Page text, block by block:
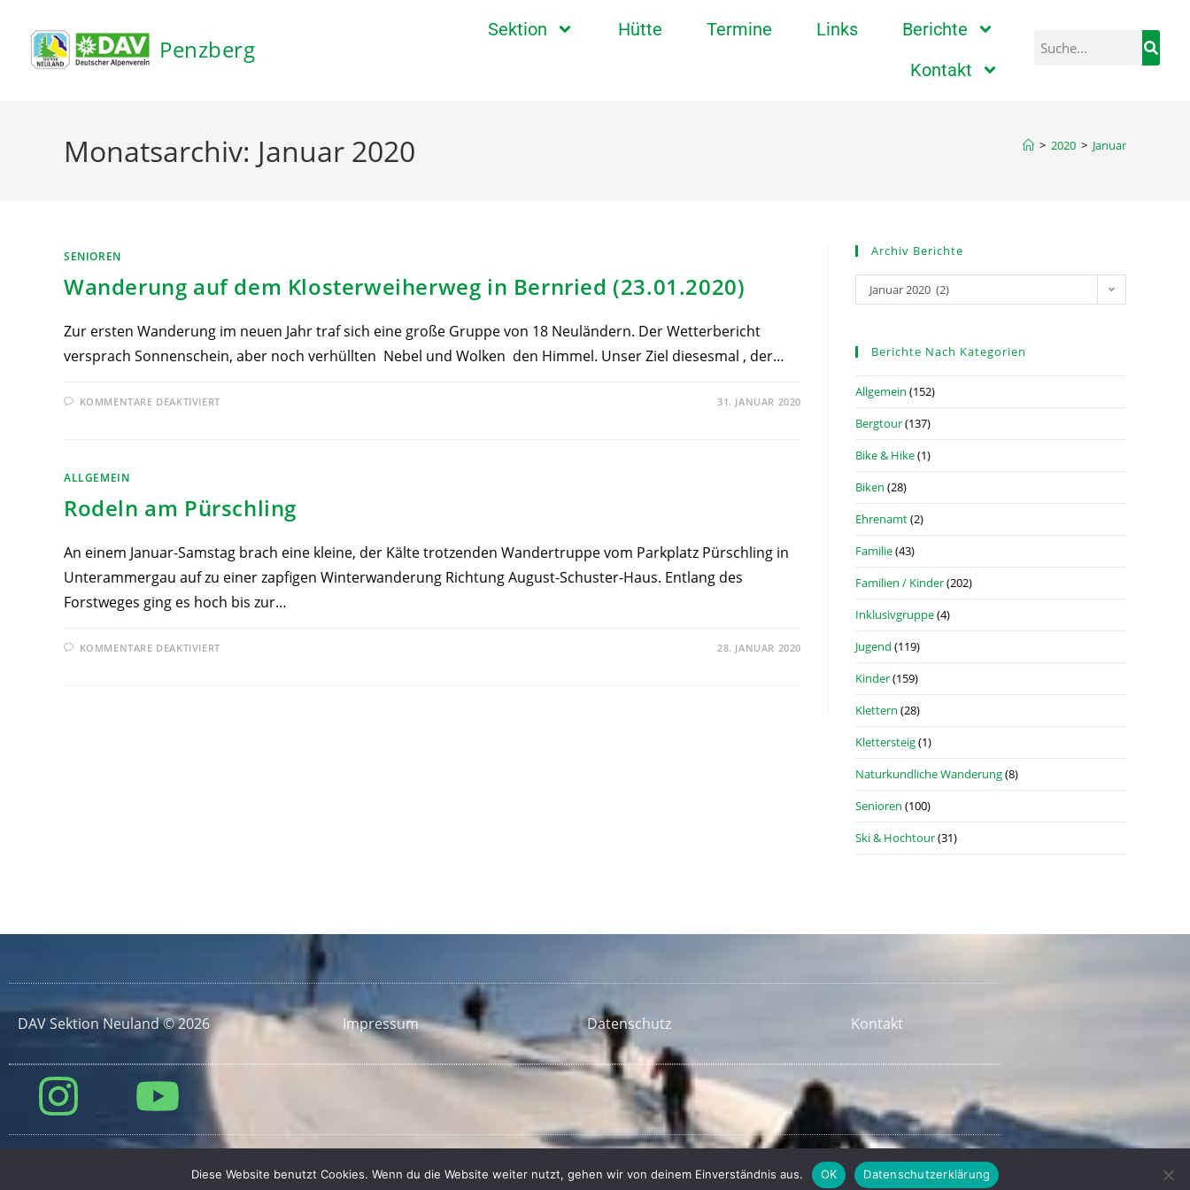
Penzberg
Sektion Hütte Termine Links
Berichte
Kontakt
Monatsarchiv: Januar 2020 > 2020 > Januar
SENIOREN
Wanderung auf dem Klosterweiherweg in Bernried (23.01.2020)
Zur ersten Wanderung im neuen Jahr traf sich eine große Gruppe von 18 Neuländern. Der Wetterbericht
versprach Sonnenschein, aber noch verhüllten Nebel und Wolken den Himmel. Unser Ziel diesesmal , der…
KOMMENTARE DEAKTIVIERT 31. JANUAR 2020
ALLGEMEIN
Rodeln am Pürschling
An einem Januar-Samstag brach eine kleine, der Kälte trotzenden Wandertruppe vom Parkplatz Pürschling in
Unterammergau auf zu einer zapfigen Winterwanderung Richtung August-Schuster-Haus. Entlang des
Forstweges ging es hoch bis zur…
KOMMENTARE DEAKTIVIERT 28. JANUAR 2020
Archiv Berichte
Januar 2020 (2)
Berichte Nach Kategorien
Allgemein (152)
Bergtour(137)
Bike & Hike(1)
Biken (28)
Ehrenamt(2)
Familie(43)
Familien / Kinder(202)
Inklusivgruppe(4)
Jugend (119)
Kinder(159)
Klettern (28)
Klettersteig(1)
Naturkundliche Wanderung(8)
Senioren (100)
Ski & Hochtour(31)
DAV Sektion Neuland © 2026 Impressum Datenschutz Kontakt
Diese Website benutzt Cookies. Wenn du die Website weiter nutzt, gehen wir von deinem Einverständnis aus. OK Datenschutzerklärung